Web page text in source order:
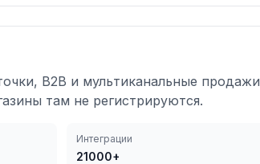
B2B и мультиканальные продажи
там не регистрируются.
Интеграции
21000+